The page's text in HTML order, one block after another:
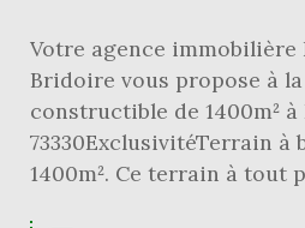
Votre agence immobilière
Bridoire vous propose à
constructible de 1400m² à
73330ExclusivitéTerrain à
1400m². Ce terrain à tout